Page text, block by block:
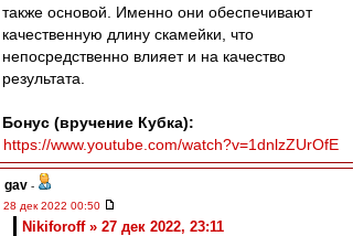
также основой. Именно они обеспечивают
качественную длину скамейки, что
непосредственно влияет и на качество
результата.
Бонус (вручение Кубка):
https://www.youtube.com/watch?v=1dnlzZUrOfE
gav -
28 дек 2022 00:50
Nikiforoff » 27 дек 2022, 23:11